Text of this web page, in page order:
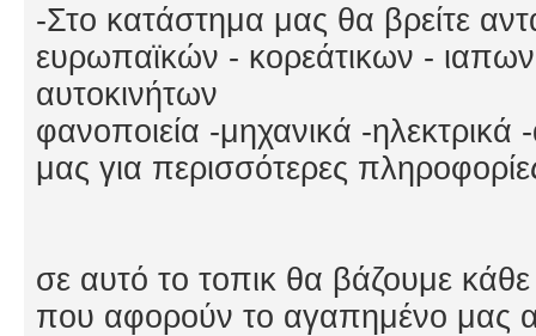
-Στο κατάστημα μας θα βρείτε
ευρωπαϊκών - κορεάτικων -
αυτοκινήτων
φανοποιεία -μηχανικά -
μας για περισσότερες
σε αυτό το τοπικ θα βάζουμε
που αφορούν το αγαπημένο μας